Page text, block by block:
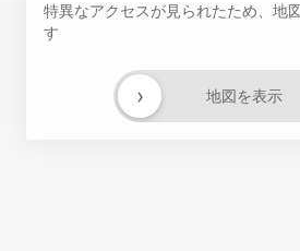
特異なアクセスが見られたため、地
す
地図を表示
›